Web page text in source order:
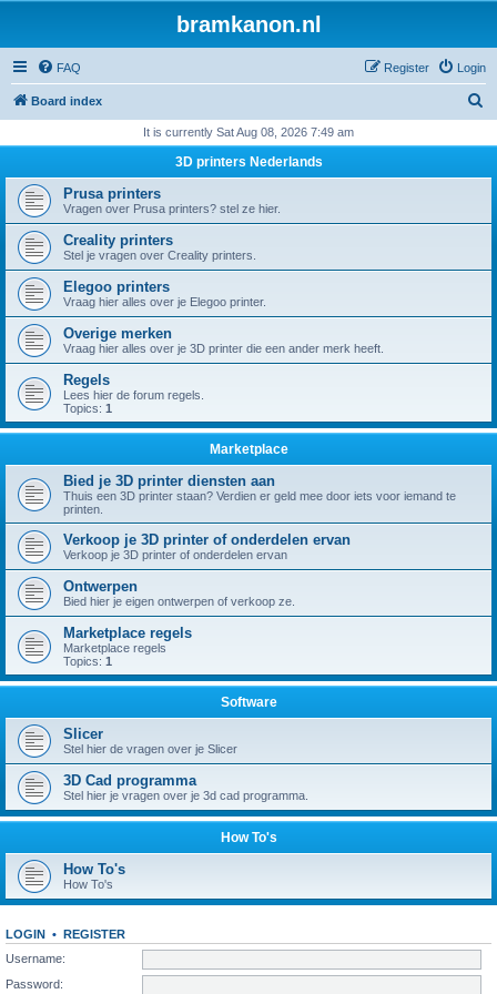
bramkanon.nl
FAQ Login
Register
Board index
r
It is currently Sat Aug 08, 2026 7:49 am
3D printers Nederlands
Prusa printers
Vragen over Prusa printers? stel ze hier.
Creality printers
Stel je vragen over Creality printers.
Elegoo printers
Vraag hier alles over je Elegoo printer.
Overige merken
Vraag hier alles over je 3D printer die een ander merk heeft.
Regels
Lees hier de forum regels.
Topics: 1
Marketplace
Bied je 3D printer diensten aan
Thuis een 3D printer staan? Verdien er geld mee door iets voor iemand te
printen.
Verkoop je 3D printer of onderdelen ervan
Verkoop je 3D printer of onderdelen ervan
Ontwerpen
Bied hier je eigen ontwerpen of verkoop ze.
Marketplace regels
Marketplace regels
Topics: 1
Software
Slicer
Stel hier de vragen over je Slicer
3D Cad programma
Stel hier je vragen over je 3d cad programma.
How To's
How To's
How To's
LOGIN • REGISTER
Username:
Password: